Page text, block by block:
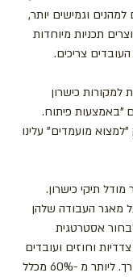
וגמישים יותר,
תכניות מיוחדות
צריכים.
כישרון
"באמצעות פיתוח.
מועמדים" עלינו
מודל תיקי כישרון.
מאגר העבודה שלהן
אסטרטגית
וחוזים ועובדים
במיקור חוץ בהתאם לצורך. ליותר מ -60% מכלל